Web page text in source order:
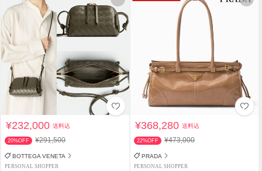
¥232,000送料込
20%OFF ¥291,500
BOTTEGA VENETA
PERSONAL SHOPPER
¥368,280送料込
22%OFF ¥473,000
PRADA
PERSONAL SHOPPER